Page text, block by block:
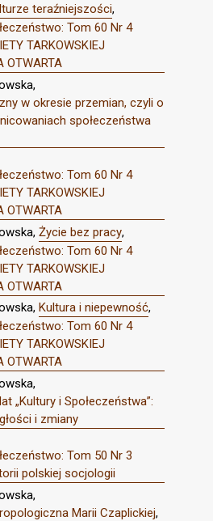
teraźniejszości,
Tom 60 Nr 4
TARKOWSKIEJ
OTWARTA
w okresie przemian, czyli o
społeczeństwa
Tom 60 Nr 4
TARKOWSKIEJ
OTWARTA
Życie bez pracy,
Tom 60 Nr 4
TARKOWSKIEJ
OTWARTA
Kultura i niepewność,
Tom 60 Nr 4
TARKOWSKIEJ
OTWARTA
„Kultury i Społeczeństwa”:
i zmiany
Tom 50 Nr 3
polskiej socjologii
Marii Czaplickiej,